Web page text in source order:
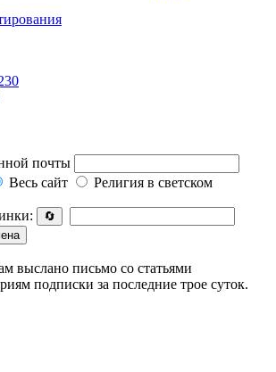
почты
Весь сайт
Религия в светском
🔄
выслано письмо со статьями
подписки за последние трое суток.